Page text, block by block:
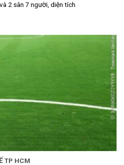
2 sân 7 người, diện tích
TP HCM